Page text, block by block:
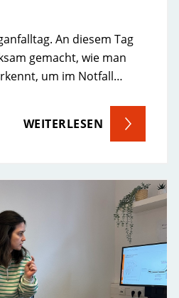
An diesem Tag
gemacht, wie man
um im Notfall…
WEITERLESEN